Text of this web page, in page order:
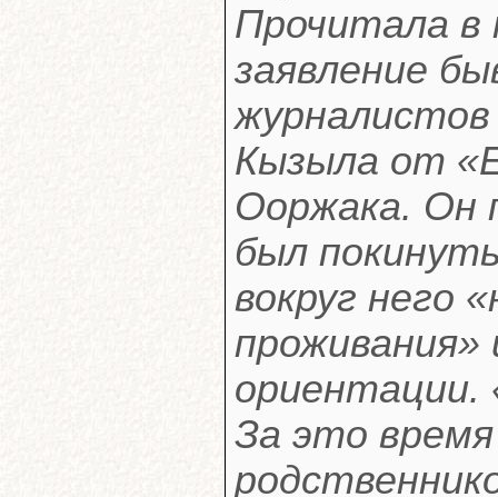
Прочитала в
заявление
Кызыла от
Ооржака. Он
был
вокруг него
проживания»
ориентации.
За это